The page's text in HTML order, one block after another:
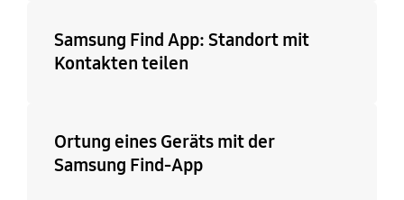
Samsung Find App: Standort mit
Kontakten teilen
Ortung eines Geräts mit der
Samsung Find-App